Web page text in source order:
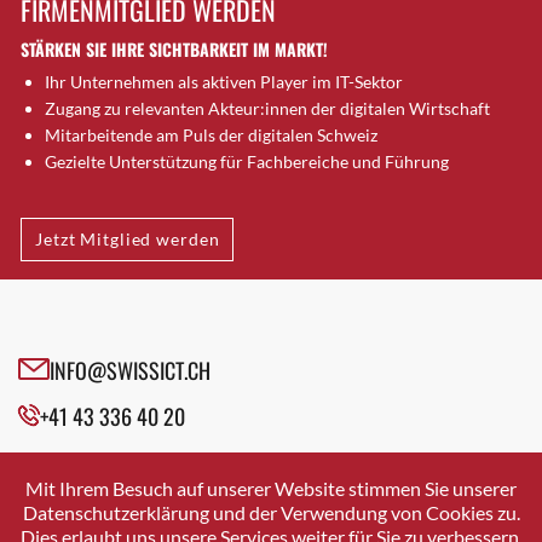
Brütten
Bubendorf
Bubikon
Buchs (SG)
Burgdorf
Bülach
Cazis
Cham
Davos Platz
Davos Platz 1
Dietikon
Dietlikon
FIRMENMITGLIED WERDEN
STÄRKEN SIE IHRE SICHTBARKEIT IM MARKT!
Ihr Unternehmen als aktiven Player im IT-Sektor
Zugang zu relevanten Akteur:innen der digitalen Wirtschaft
Mitarbeitende am Puls der digitalen Schweiz
Gezielte Unterstützung für Fachbereiche und Führung
Jetzt Mitglied werden
INFO@SWISSICT.CH
+41 43 336 40 20
SWISSICT
VULKANSTRASSE 120
8048 ZURICH
Mit Ihrem Besuch auf unserer Website stimmen Sie unserer
Datenschutzerklärung und der Verwendung von Cookies zu.
Dies erlaubt uns unsere Services weiter für Sie zu verbessern.